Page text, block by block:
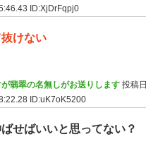
ID:XjDrFqpj0
けない
翡翠の名無しがお送りします 投稿日
ID:uK7oK5200
せばいいと思ってない？